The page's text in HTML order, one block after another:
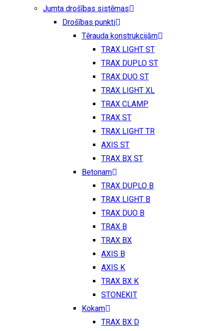
Jumta drošības sistēmas
Drošības punkti
Tērauda konstrukcijām
TRAX LIGHT ST
TRAX DUPLO ST
TRAX DUO ST
TRAX LIGHT XL
TRAX CLAMP
TRAX ST
TRAX LIGHT TR
AXIS ST
TRAX BX ST
Betonam
TRAX DUPLO B
TRAX LIGHT B
TRAX DUO B
TRAX B
TRAX BX
AXIS B
AXIS K
TRAX BX K
STONEKIT
Kokam
TRAX BX D